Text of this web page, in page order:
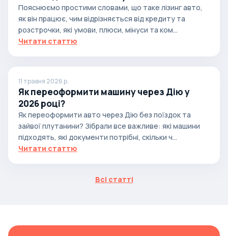
Пояснюємо простими словами, що таке лізинг авто,
як він працює, чим відрізняється від кредиту та
розстрочки, які умови, плюси, мінуси та ком...
Читати статтю
11 травня 2026 р.
Як переоформити машину через Дію у
2026 році?
Як переоформити авто через Дію без поїздок та
зайвої плутанини? Зібрали все важливе: які машини
підходять, які документи потрібні, скільки ч...
Читати статтю
Всі статті